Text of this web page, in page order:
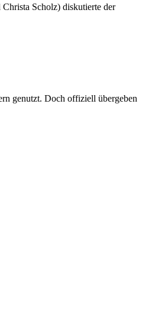
Scholz) diskutierte der
genutzt. Doch offiziell übergeben